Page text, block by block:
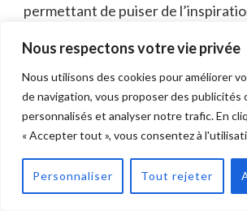
Nous respectons votre vie privée
Nous utilisons des cookies pour améliorer
de navigation, vous proposer des publicités
personnalisés et analyser notre trafic. En
« Accepter tout », vous consentez à
Personnaliser Tout rejeter
permettant de puiser de
enrichissant son travail avec de
perspectives et des idées
Conclusion
Le parcours d’Ines Reg souligne
d’uneéducation culturellement